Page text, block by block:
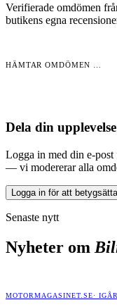
Verifierade omdömen
butikens egna
HÄMTAR OMDÖMEN …
Dela din
Logga in med din e-post
— vi modererar alla
Logga in för att betygsätta
Senaste nytt
Nyheter om
MOTORMAGASINET.SE· IGÅR